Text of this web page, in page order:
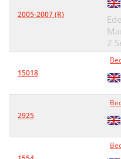
2005-2007 (R)
2
15018
2925